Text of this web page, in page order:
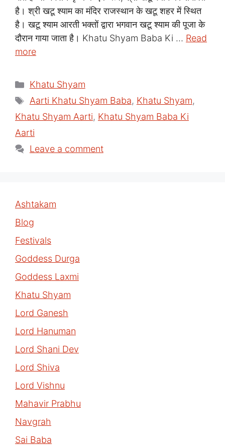
है। श्री खटू श्याम का मंदिर राजस्थान के खटू शहर में स्थित
है। खटू श्याम आरती भक्तों द्वारा भगवान खटू श्याम की पूजा के
दौरान गाया जाता है। Khatu Shyam Baba Ki … Read
more
Categories
Khatu Shyam
Tags
Aarti Khatu Shyam Baba, Khatu Shyam,
Khatu Shyam Aarti, Khatu Shyam Baba Ki
Aarti
Leave a comment
Ashtakam
Blog
Festivals
Goddess Durga
Goddess Laxmi
Khatu Shyam
Lord Ganesh
Lord Hanuman
Lord Shani Dev
Lord Shiva
Lord Vishnu
Mahavir Prabhu
Navgrah
Sai Baba